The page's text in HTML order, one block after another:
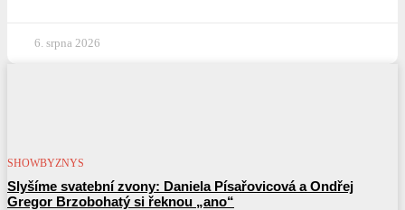
6. srpna 2026
SHOWBYZNYS
Slyšíme svatební zvony: Daniela Písařovicová a Ondřej
Gregor Brzobohatý si řeknou „ano“